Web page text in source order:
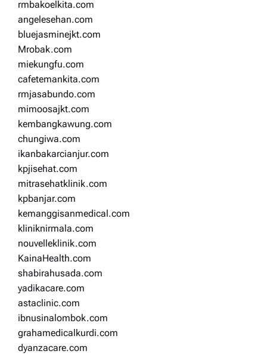
rmbakoelkita.com
angelesehan.com
bluejasminejkt.com
Mrobak.com
miekungfu.com
cafetemankita.com
rmjasabundo.com
mimoosajkt.com
kembangkawung.com
chungiwa.com
ikanbakarcianjur.com
kpjisehat.com
mitrasehatklinik.com
kpbanjar.com
kemanggisanmedical.com
kliniknirmala.com
nouvelleklinik.com
KainaHealth.com
shabirahusada.com
yadikacare.com
astaclinic.com
ibnusinalombok.com
grahamedicalkurdi.com
dyanzacare.com